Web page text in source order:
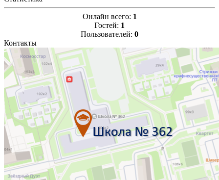
Онлайн всего: 1
Гостей: 1
Пользователей: 0
Контакты